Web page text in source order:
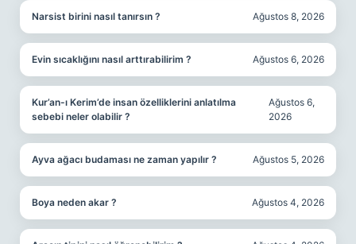
Narsist birini nasıl tanırsın ? Ağustos 8, 2026
Evin sıcaklığını nasıl arttırabilirim ? Ağustos 6, 2026
Kur’an-ı Kerim’de insan özelliklerini anlatılma
sebebi neler olabilir ?
Ağustos 6,
2026
Ayva ağacı budaması ne zaman yapılır ? Ağustos 5, 2026
Boya neden akar ? Ağustos 4, 2026